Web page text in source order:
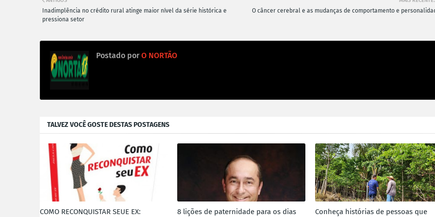
O câncer cerebral e as mudanças de comportamento e
Inadimplência no crédito rural atinge maior nível da série histórica e
pressiona setor
Postado por O NORTÃO
TALVEZ VOCÊ GOSTE DESTAS POSTAGENS
COMO RECONQUISTAR SEUE EX: 8 lições de paternidade para os dias Conheça histórias de pessoas que